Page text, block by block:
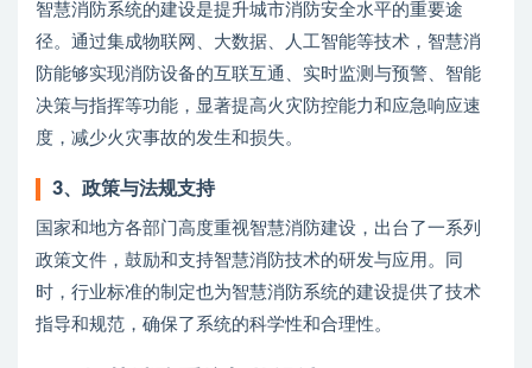
智慧消防系统的建设是提升城市消防安全水平的重要途
径。通过集成物联网、大数据、人工智能等技术，智慧消
防能够实现消防设备的互联互通、实时监测与预警、智能
决策与指挥等功能，显著提高火灾防控能力和应急响应速
度，减少火灾事故的发生和损失。
3、 政策与法规支持
国家和地方各部门高度重视智慧消防建设，出台了一系列
政策文件，鼓励和支持智慧消防技术的研发与应用。同
时，行业标准的制定也为智慧消防系统的建设提供了技术
指导和规范，确保了系统的科学性和合理性。